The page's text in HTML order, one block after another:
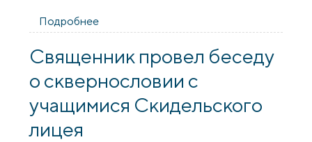
Подробнее
состоялась беседа о сквернословии
Священник провел беседу
о сквернословии с
учащимися Скидельского
лицея